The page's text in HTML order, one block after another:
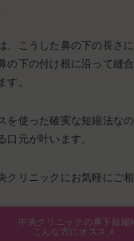
、こうした鼻の下の長さ
の下の付け根に沿って縫
す。
を使った確実な短縮法な
口元が叶います。
クリニックにお気軽にご相
中央クリニックの鼻下短縮
こんな方にオススメ